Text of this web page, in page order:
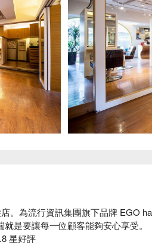
。為流行資訊集團旗下品牌 EGO
是要讓每一位顧客能夠安心享受。
星好評